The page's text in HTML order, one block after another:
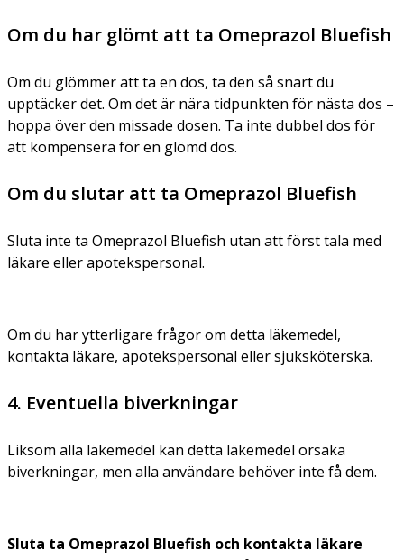
Om du har glömt att ta Omeprazol Bluefish
Om du glömmer att ta en dos, ta den så snart du
upptäcker det. Om det är nära tidpunkten för nästa dos –
hoppa över den missade dosen. Ta inte dubbel dos för
att kompensera för en glömd dos.
Om du slutar att ta Omeprazol Bluefish
Sluta inte ta Omeprazol Bluefish utan att först tala med
läkare eller apotekspersonal.
Om du har ytterligare frågor om detta läkemedel,
kontakta läkare, apotekspersonal eller sjuksköterska.
4. Eventuella biverkningar
Liksom alla läkemedel kan detta läkemedel orsaka
biverkningar, men alla användare behöver inte få dem.
Sluta ta Omeprazol Bluefish och kontakta läkare